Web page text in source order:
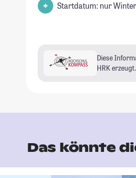
Startdatum: nur
Diese
HRK erzeugt.
Das könnte